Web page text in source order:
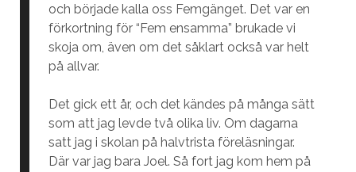
och började kalla oss Femgänget. Det var en
förkortning för “Fem ensamma” brukade vi
skoja om, även om det såklart också var helt
på allvar.
Det gick ett år, och det kändes på många sätt
som att jag levde två olika liv. Om dagarna
satt jag i skolan på halvtrista föreläsningar.
Där var jag bara Joel. Så fort jag kom hem på